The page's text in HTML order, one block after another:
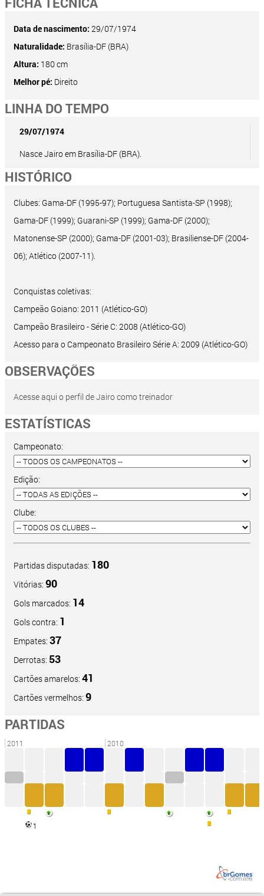
Data de nascimento: 29/07/1974
Naturalidade: Brasília-DF (BRA)
Altura: 180 cm
Melhor pé: Direito
LINHA DO TEMPO
29/07/1974
Nasce Jairo em Brasília-DF (BRA).
HISTÓRICO
Clubes: Gama-DF (1995-97); Portuguesa Santista-SP (1998);
Gama-DF (1999); Guarani-SP (1999); Gama-DF (2000);
Matonense-SP (2000); Gama-DF (2001-03); Brasiliense-DF (2004-
06); Atlético (2007-11).
Conquistas coletivas:
Campeão Goiano: 2011 (Atlético-GO)
Campeão Brasileiro - Série C: 2008 (Atlético-GO)
Acesso para o Campeonato Brasileiro Série A: 2009 (Atlético-GO)
OBSERVAÇÕES
Acesse aqui o perfil de Jairo como treinador
ESTATÍSTICAS
Campeonato:
Edição:
Clube:
Partidas disputadas: 180
Vitórias: 90
Gols marcados: 14
Gols contra: 1
Empates: 37
Derrotas: 53
Cartões amarelos: 41
Cartões vermelhos: 9
PARTIDAS
2011
1
2010